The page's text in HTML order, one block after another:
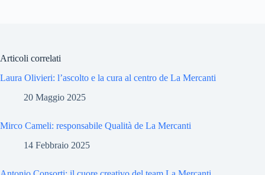
Articoli correlati
Laura Olivieri: l’ascolto e la cura al centro de La Mercanti
20 Maggio 2025
Mirco Cameli: responsabile Qualità de La Mercanti
14 Febbraio 2025